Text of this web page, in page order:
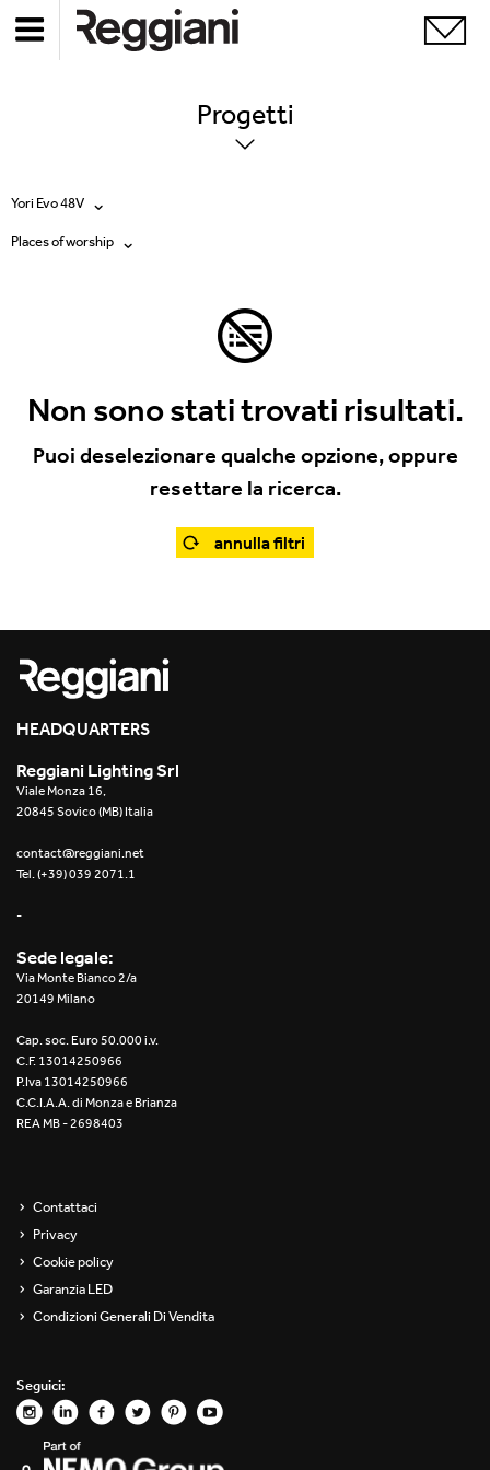
Progetti
Yori Evo 48V
Tutti i prodotti
Mood Evo
Sistema Trybeca
Yori Surface Base
Yori Surface/Pendant
Envios IP66
Incline Dark Performance
Mosaico Easy-IOS
Re Low LED
Roll IOS
Unit 1X
Unit Channel
Unit Round
Yori Evo 48V
Yori Evo Box
Places of worship
Retail
Showrooms
Non sono stati trovati risultati.
Puoi deselezionare qualche opzione, oppure
resettare la ricerca.
annulla filtri
HEADQUARTERS
Reggiani Lighting Srl
Viale Monza 16,
20845 Sovico (MB) Italia
contact@reggiani.net
Tel. (+39) 039 2071.1
-
Sede legale:
Via Monte Bianco 2/a
20149 Milano
Cap. soc. Euro 50.000 i.v.
C.F. 13014250966
P.Iva 13014250966
C.C.I.A.A. di Monza e Brianza
REA MB - 2698403
Contattaci
Privacy
Cookie policy
Garanzia LED
Condizioni Generali Di Vendita
Seguici: